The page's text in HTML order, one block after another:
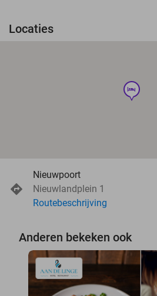
Locaties
hotel
Nieuwpoort
Nieuwlandplein 1
Routebeschrijving
Anderen bekeken ook